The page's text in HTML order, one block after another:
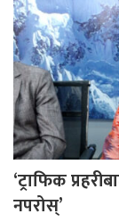
‘ट्राफिक
नपरोस्’